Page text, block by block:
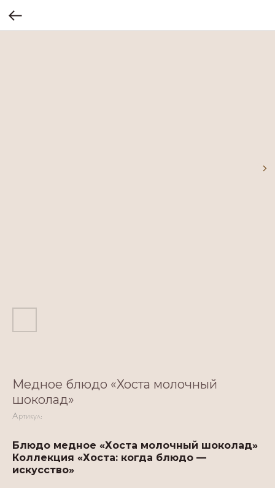
Медное блюдо «Хоста молочный
шоколад»
Артикул:
Блюдо медное «Хоста молочный шоколад»
Коллекция «Хоста: когда блюдо —
искусство»